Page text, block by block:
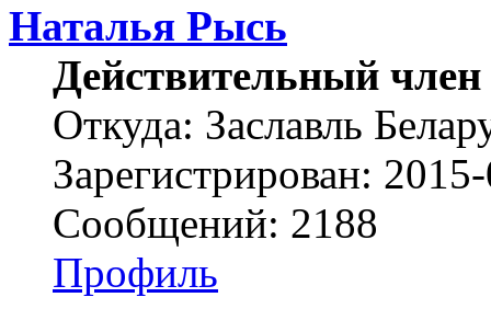
Наталья Рысь
Действительный член
Откуда: Заславль
Зарегистрирован:
Сообщений: 2188
Профиль